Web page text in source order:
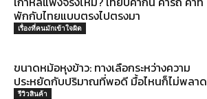
พักกับไทยแบบตรงไปตรงมา
เรื่องที่คนมักเข้าใจผิด
ขนาดหม้อหุงข้าว: ทางเลือกระหว่างความ
ประหยัดกับปริมาณที่พอดี มื้อไหนก็ไม่พลาด
รีวิวสินค้า